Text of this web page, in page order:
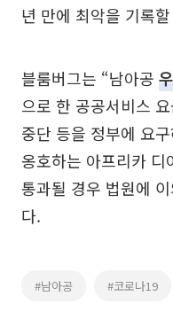
년 만에 최악을 기록
블룸버그는 “남아공
으로 한 공공서비스
중단 등을 정부에 요
옹호하는 아프리카
통과될 경우 법원에
다.
#남아공 #코로나19